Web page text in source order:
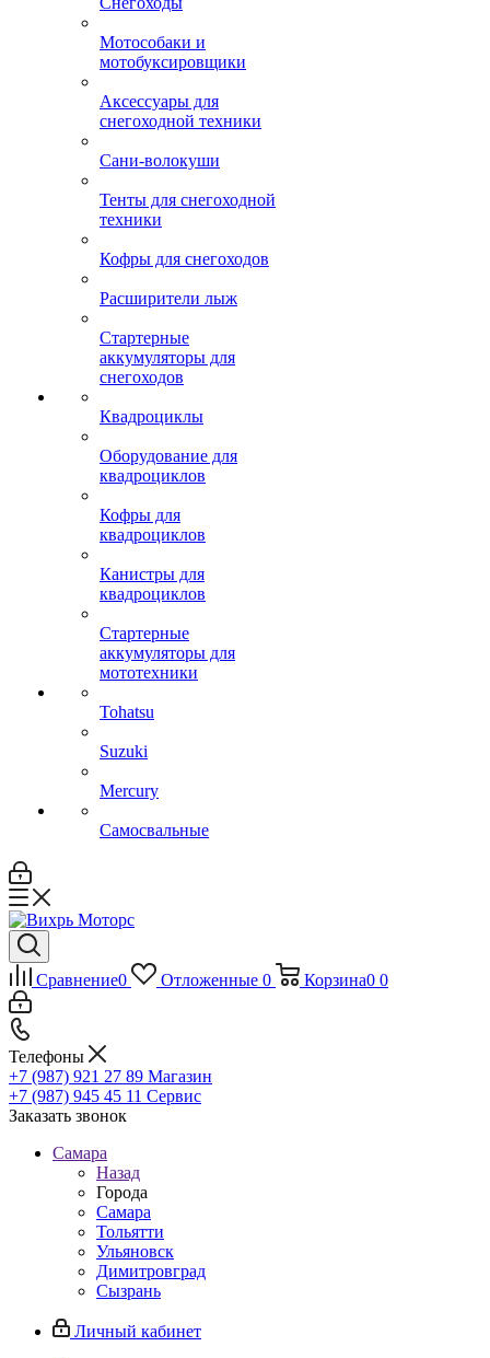
Мотособаки и
мотобуксировщики
Аксессуары для
снегоходной техники
Сани-волокуши
Тенты для снегоходной
техники
Кофры для снегоходов
Расширители лыж
Стартерные
аккумуляторы для
снегоходов
Квадроциклы
Оборудование для
квадроциклов
Кофры для
квадроциклов
Канистры для
квадроциклов
Стартерные
аккумуляторы для
мототехники
Tohatsu
Suzuki
Mercury
Самосвальные
Сравнение0 Отложенные 0 Корзина0 0
Телефоны
+7 (987) 921 27 89 Магазин
+7 (987) 945 45 11 Сервис
Заказать звонок
Самара
Назад
Города
Самара
Тольятти
Ульяновск
Димитровград
Сызрань
Личный кабинет